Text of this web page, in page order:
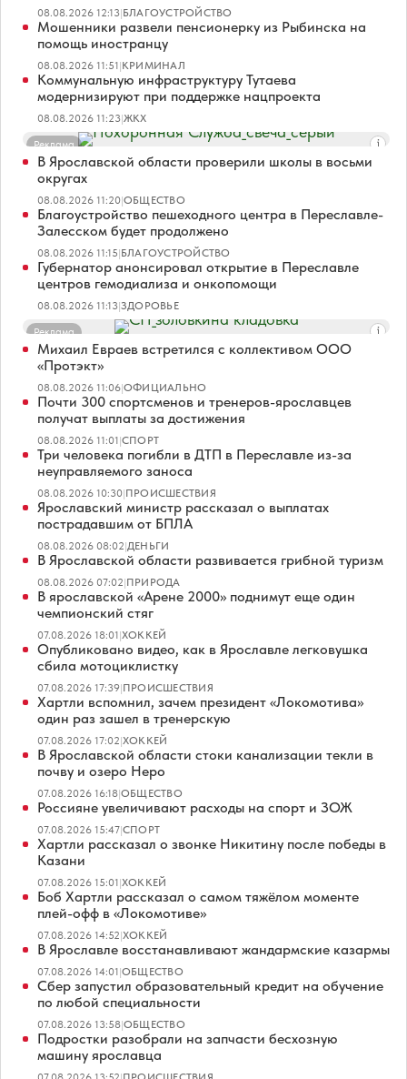
08.08.2026 12:13|БЛАГОУСТРОЙСТВО
Мошенники развели пенсионерку из Рыбинска на
помощь иностранцу
08.08.2026 11:51|КРИМИНАЛ
Коммунальную инфраструктуру Тутаева
модернизируют при поддержке нацпроекта
08.08.2026 11:23|ЖКХ
Реклама
В Ярославской области проверили школы в восьми
округах
08.08.2026 11:20|ОБЩЕСТВО
Благоустройство пешеходного центра в Переславле-
Залесском будет продолжено
08.08.2026 11:15|БЛАГОУСТРОЙСТВО
Губернатор анонсировал открытие в Переславле
центров гемодиализа и онкопомощи
08.08.2026 11:13|ЗДОРОВЬЕ
Реклама
Михаил Евраев встретился с коллективом ООО
«Протэкт»
08.08.2026 11:06|ОФИЦИАЛЬНО
Почти 300 спортсменов и тренеров-ярославцев
получат выплаты за достижения
08.08.2026 11:01|СПОРТ
Три человека погибли в ДТП в Переславле из-за
неуправляемого заноса
08.08.2026 10:30|ПРОИСШЕСТВИЯ
Ярославский министр рассказал о выплатах
пострадавшим от БПЛА
08.08.2026 08:02|ДЕНЬГИ
В Ярославской области развивается грибной туризм
08.08.2026 07:02|ПРИРОДА
В ярославской «Арене 2000» поднимут еще один
чемпионский стяг
07.08.2026 18:01|ХОККЕЙ
Опубликовано видео, как в Ярославле легковушка
сбила мотоциклистку
07.08.2026 17:39|ПРОИСШЕСТВИЯ
Хартли вспомнил, зачем президент «Локомотива»
один раз зашел в тренерскую
07.08.2026 17:02|ХОККЕЙ
В Ярославской области стоки канализации текли в
почву и озеро Неро
07.08.2026 16:18|ОБЩЕСТВО
Россияне увеличивают расходы на спорт и ЗОЖ
07.08.2026 15:47|СПОРТ
Хартли рассказал о звонке Никитину после победы в
Казани
07.08.2026 15:01|ХОККЕЙ
Боб Хартли рассказал о самом тяжёлом моменте
плей-офф в «Локомотиве»
07.08.2026 14:52|ХОККЕЙ
В Ярославле восстанавливают жандармские казармы
07.08.2026 14:01|ОБЩЕСТВО
Сбер запустил образовательный кредит на обучение
по любой специальности
07.08.2026 13:58|ОБЩЕСТВО
Подростки разобрали на запчасти бесхозную
машину ярославца